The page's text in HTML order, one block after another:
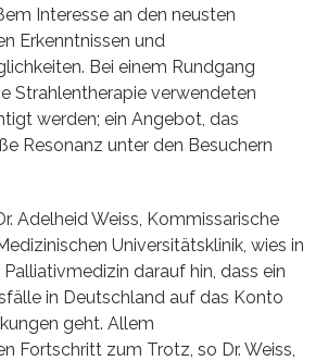
Interesse an den neusten
Erkenntnissen und
Bei einem Rundgang
Strahlentherapie verwendeten
werden; ein Angebot, das
Resonanz unter den Besuchern
Adelheid Weiss, Kommissarische
Universitätsklinik, wies in
darauf hin, dass ein
in Deutschland auf das Konto
geht. Allem
Fortschritt zum Trotz, so Dr. Weiss,